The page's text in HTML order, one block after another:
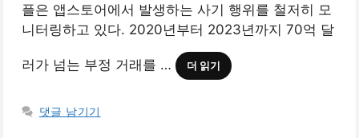
플은 앱스토어에서 발생하는 사기 행위를 철저히 모
니터링하고 있다. 2020년부터 2023년까지 70억 달
러가 넘는 부정 거래를 … 더 읽기
댓글 남기기